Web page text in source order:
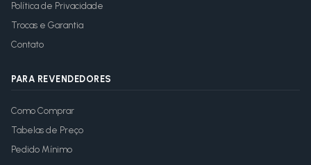
Política de Privacidade
Trocas e Garantia
Contato
PARA REVENDEDORES
Como Comprar
Tabelas de Preço
Pedido Mínimo